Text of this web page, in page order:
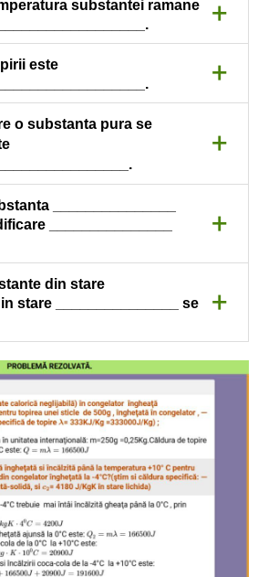
substantei ramane
+
este
+
o substanta pura se
+
_______________
_______________
+
din stare
in stare _______________ se
+